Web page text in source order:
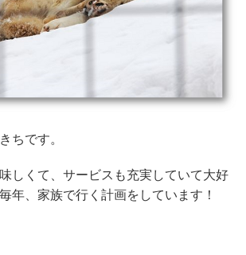
ちです。
しくて、サービスも充実していて大好
年、家族で行く計画をしています！